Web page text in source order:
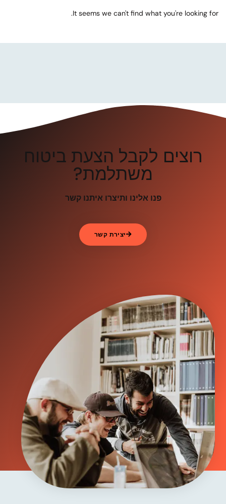
It seems we can't find what you're looking for.
רוצים לקבל הצעת ביטוח
משתלמת?
פנו אלינו ותיצרו איתנו קשר
יצירת קשר